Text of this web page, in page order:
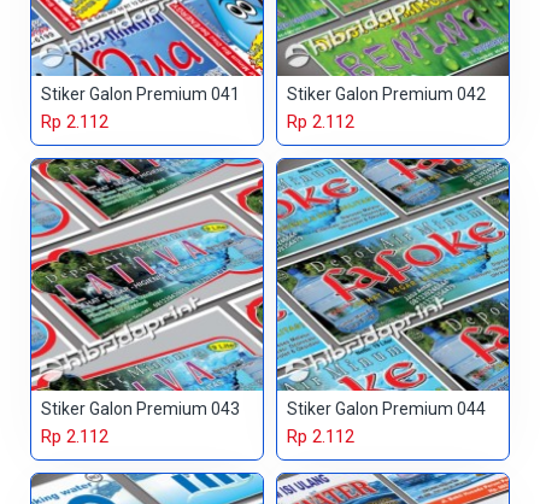
Stiker Galon Premium 041
Rp 2.112
Stiker Galon Premium 042
Rp 2.112
Stiker Galon Premium 043
Rp 2.112
Stiker Galon Premium 044
Rp 2.112